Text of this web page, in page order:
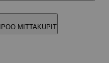
MITTAKUPIT